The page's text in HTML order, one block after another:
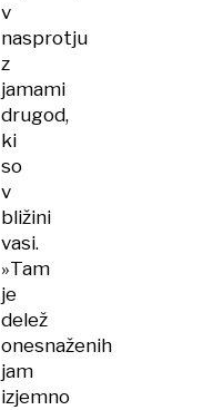
v
nasprotju
z
jamami
drugod,
ki
so
v
bližini
vasi.
»Tam
je
delež
onesnaženih
jam
izjemno